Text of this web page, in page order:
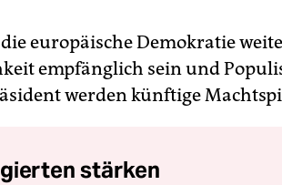
europäische Demokratie
empfänglich sein und
werden künftige
stärken